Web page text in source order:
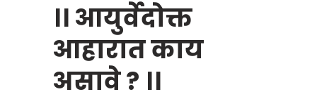
।। आयुर्वेदोक्त
आहारात काय
असावे ? ।।